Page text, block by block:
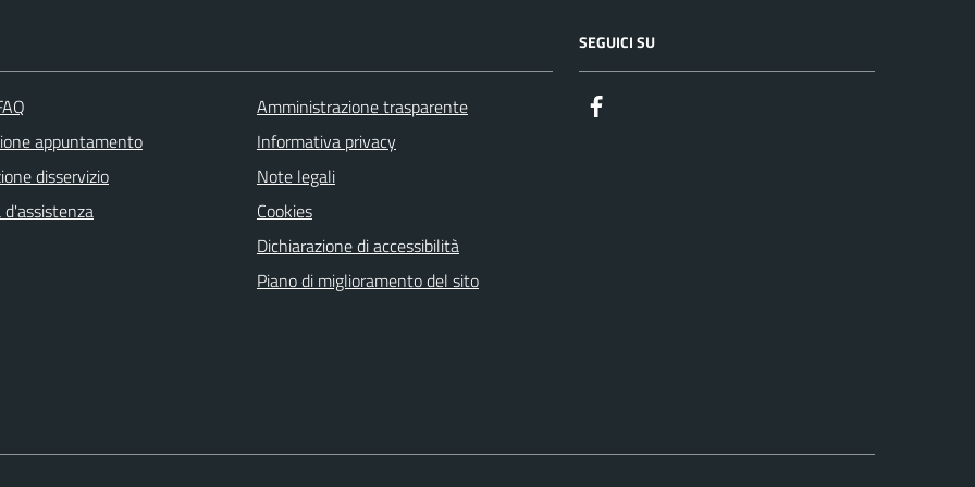
appuntamento
disservizio
Amministrazione trasparente
Informativa privacy
Note legali
Cookies
Dichiarazione di accessibilità
Piano di miglioramento del sito
SEGUICI SU